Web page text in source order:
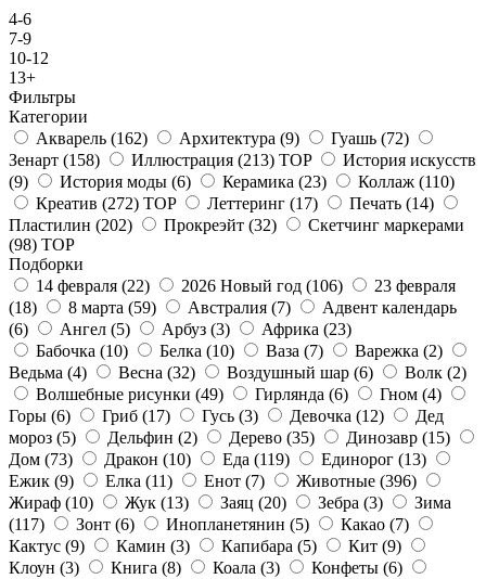
4-6
7-9
10-12
13+
Фильтры
Категории
Акварель (162) Архитектура (9) Гуашь (72)
Зенарт (158) Иллюстрация (213) TOP
История искусств
(9)
История моды (6) Керамика (23) Коллаж (110)
Креатив (272) TOP Леттеринг (17) Печать (14)
Пластилин (202) Прокреэйт (32)
Скетчинг маркерами
(98) TOP
Подборки
14 февраля (22) 2026 Новый год (106)
23 февраля
(18)
8 марта (59) Австралия (7)
Адвент календарь
(6)
Ангел (5) Арбуз (3) Африка (23)
Бабочка (10) Белка (10) Ваза (7) Варежка (2)
Ведьма (4) Весна (32) Воздушный шар (6) Волк (2)
Волшебные рисунки (49) Гирлянда (6) Гном (4)
Горы (6) Гриб (17) Гусь (3) Девочка (12)
Дед
мороз (5) Дельфин (2) Дерево (35) Динозавр (15)
Дом (73) Дракон (10) Еда (119) Единорог (13)
Ежик (9) Елка (11) Енот (7) Животные (396)
Жираф (10) Жук (13) Заяц (20) Зебра (3)
Зима
(117)
Зонт (6) Инопланетянин (5) Какао (7)
Кактус (9) Камин (3) Капибара (5) Кит (9)
Клоун (3) Книга (8) Коала (3) Конфеты (6)